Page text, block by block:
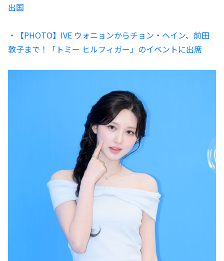
出国
・【PHOTO】IVE ウォニョンからチョン・ヘイン、前田
敦子まで！「トミー ヒルフィガー」のイベントに出席